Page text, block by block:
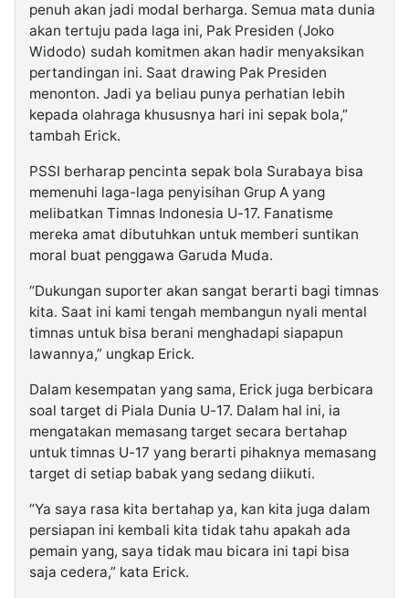
penuh akan jadi modal berharga. Semua mata dunia
akan tertuju pada laga ini, Pak Presiden (Joko
Widodo) sudah komitmen akan hadir menyaksikan
pertandingan ini. Saat drawing Pak Presiden
menonton. Jadi ya beliau punya perhatian lebih
kepada olahraga khususnya hari ini sepak bola,”
tambah Erick.
PSSI berharap pencinta sepak bola Surabaya bisa
memenuhi laga-laga penyisihan Grup A yang
melibatkan Timnas Indonesia U-17. Fanatisme
mereka amat dibutuhkan untuk memberi suntikan
moral buat penggawa Garuda Muda.
“Dukungan suporter akan sangat berarti bagi timnas
kita. Saat ini kami tengah membangun nyali mental
timnas untuk bisa berani menghadapi siapapun
lawannya,” ungkap Erick.
Dalam kesempatan yang sama, Erick juga berbicara
soal target di Piala Dunia U-17. Dalam hal ini, ia
mengatakan memasang target secara bertahap
untuk timnas U-17 yang berarti pihaknya memasang
target di setiap babak yang sedang diikuti.
“Ya saya rasa kita bertahap ya, kan kita juga dalam
persiapan ini kembali kita tidak tahu apakah ada
pemain yang, saya tidak mau bicara ini tapi bisa
saja cedera,” kata Erick.